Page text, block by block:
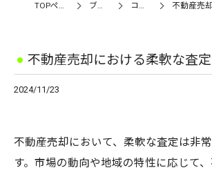
TOPページ ブログ コラム 不動産売却
不動産売却における柔軟な査
2024/11/23
不動産売却において、柔軟な査定は非
す。市場の動向や地域の特性に応じて